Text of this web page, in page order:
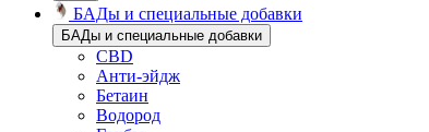
БАДы и специальные добавки
БАДы и специальные добавки
CBD
Анти-эйдж
Бетаин
Водород